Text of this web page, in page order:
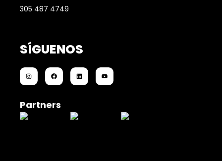
305 487 4749
SÍGUENOS
Partners